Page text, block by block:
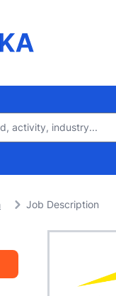
Job Description